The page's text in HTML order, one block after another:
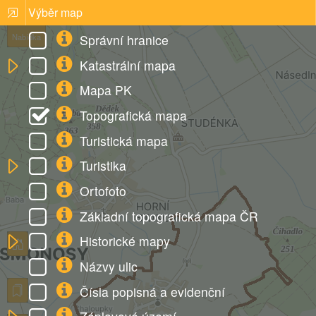
Nabídka
Výběr map
Správní hranice
Katastrální mapa
Mapa PK
Topografická mapa
Turistická mapa
Turistika
Ortofoto
Základní topografická mapa ČR
Historické mapy
Názvy ulic
Čísla popisná a evidenční